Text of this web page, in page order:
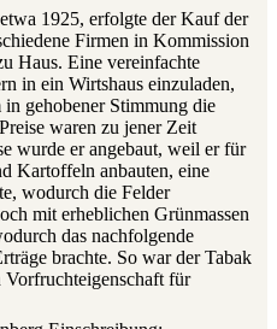
1925, erfolgte der Kauf der
Firmen in Kommission
Haus. Eine vereinfachte
in ein Wirtshaus einzuladen,
gehobener Stimmung die
waren zu jener Zeit
wurde er angebaut, weil er für
Kartoffeln anbauten, eine
wodurch die Felder
mit erheblichen Grünmassen
das nachfolgende
brachte. So war der Tabak
Vorfruchteigenschaft für